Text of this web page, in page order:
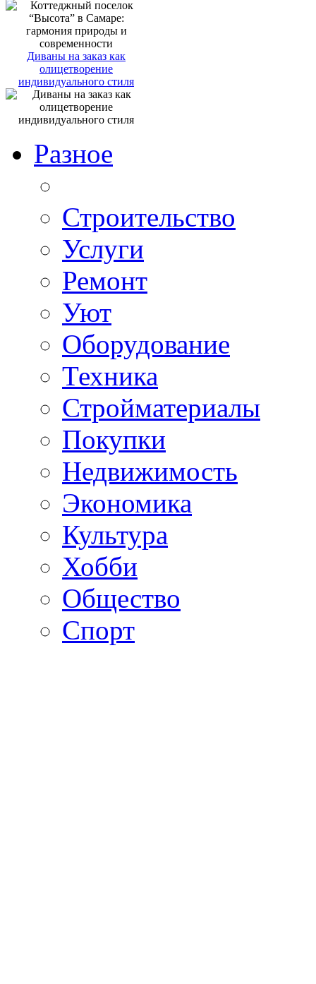
Диваны на заказ как
олицетворение
индивидуального стиля
Разное
Строительство
Услуги
Ремонт
Уют
Оборудование
Техника
Стройматериалы
Покупки
Недвижимость
Экономика
Культура
Хобби
Общество
Спорт